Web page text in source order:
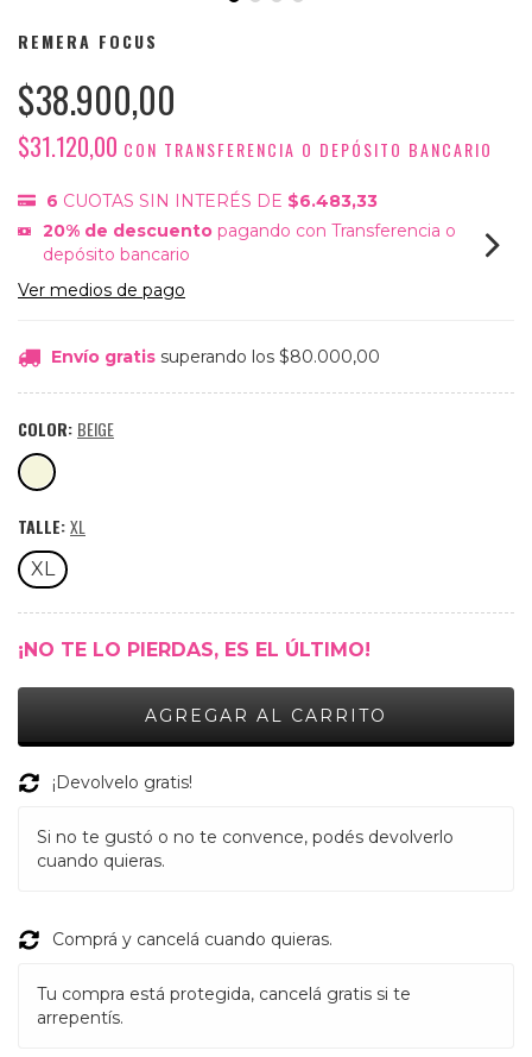
REMERA FOCUS
$38.900,00
$31.120,00 CON TRANSFERENCIA O DEPÓSITO BANCARIO
6 CUOTAS SIN INTERÉS DE $6.483,33
20% de descuento pagando con Transferencia o
depósito bancario
Ver medios de pago
Envío gratis superando los $80.000,00
COLOR: BEIGE
TALLE:XL
XL
¡NO TE LO PIERDAS, ES EL ÚLTIMO!
¡Devolvelo gratis!
Si no te gustó o no te convence, podés devolverlo
cuando quieras.
Comprá y cancelá cuando quieras.
Tu compra está protegida, cancelá gratis si te
arrepentís.